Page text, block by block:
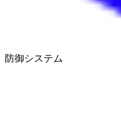
防御システム